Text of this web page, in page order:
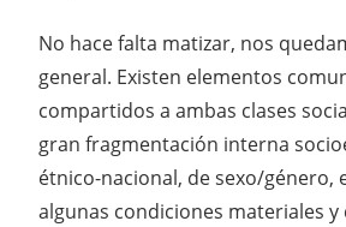
No hace falta matizar, nos
general. Existen elementos
compartidos a ambas clases
gran fragmentación interna
étnico-nacional, de sexo/género,
algunas condiciones materiales y